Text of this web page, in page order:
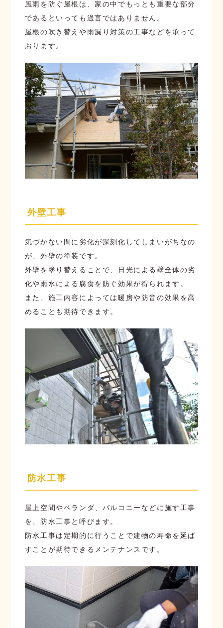
風雨を防ぐ屋根は、家の中でもっとも重要な部分
であるといっても過言ではありません。
屋根の吹き替えや雨漏り対策の工事などを承って
おります。
外壁工事
気づかない間に劣化が深刻化してしまいがちなの
が、外壁の塗装です。
外壁を塗り替えることで、日光による壁全体の劣
化や雨水による腐食を防ぐ効果が得られます。
また、施工内容によっては暖房や防音の効果を高
めることも期待できます。
防水工事
屋上空間やベランダ、バルコニーなどに施す工事
を、防水工事と呼びます。
防水工事は定期的に行うことで建物の寿命を延ば
すことが期待できるメンテナンスです。